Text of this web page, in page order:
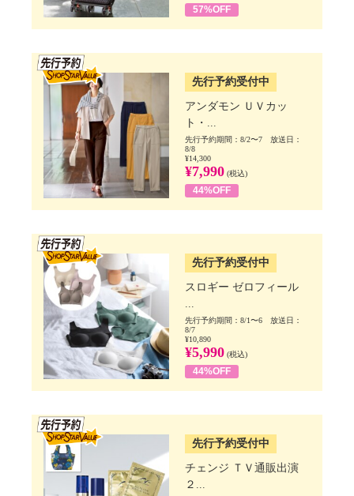
57%OFF
先行予約受付中
アンダモン ＵＶカッ
ト・...
先行予約期間：8/2〜7 放送日：
8/8
¥14,300
¥7,990 (税込)
44%OFF
先行予約受付中
スロギー ゼロフィール
...
先行予約期間：8/1〜6 放送日：
8/7
¥10,890
¥5,990 (税込)
44%OFF
先行予約受付中
チェンジ ＴＶ通販出演
２...